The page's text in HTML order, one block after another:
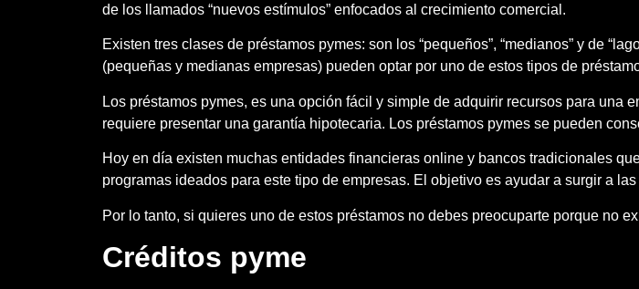
de los llamados “nuevos estímulos” enfocados al crecimiento comercial.
Existen tres clases de préstamos pymes: son los “pequeños”, “medianos” y de
(pequeñas y medianas empresas) pueden optar por uno de estos tipos de
Los préstamos pymes, es una opción fácil y simple de adquirir recursos para una
requiere presentar una garantía hipotecaria. Los préstamos pymes se pueden
Hoy en día existen muchas entidades financieras online y bancos tradicionales
programas ideados para este tipo de empresas. El objetivo es ayudar a surgir a
Por lo tanto, si quieres uno de estos préstamos no debes preocuparte porque no
Créditos pyme